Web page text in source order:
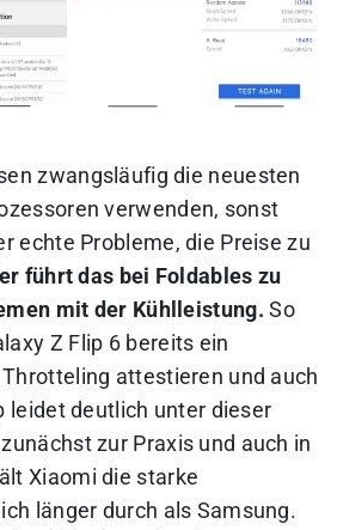
zwangsläufig die neuesten
verwenden, sonst
echte Probleme, die Preise zu
führt das bei Foldables zu
mit der Kühlleistung. So
Z Flip 6 bereits ein
attestieren und auch
leidet deutlich unter dieser
zur Praxis und auch in
Xiaomi die starke
länger durch als Samsung.